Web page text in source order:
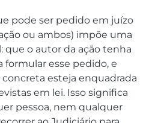
pode ser pedido em juízo
ou ambos) impõe uma
que o autor da ação tenha
formular esse pedido, e
esteja enquadrada
em lei. Isso significa
pessoa, nem qualquer